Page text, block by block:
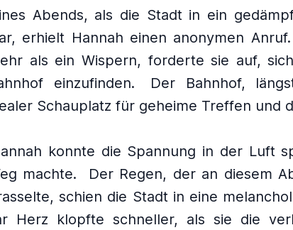
Abends, als die Stadt in ein
erhielt Hannah einen anonymen Anruf.
als ein Wispern, forderte sie auf,
einzufinden.
Der Bahnhof,
Schauplatz für geheime Treffen und
konnte die Spannung in der Luft
machte.
Der Regen, der an diesem
schien die Stadt in eine
Herz klopfte schneller, als sie die